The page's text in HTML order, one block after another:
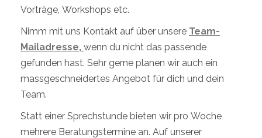
Vorträge, Workshops etc.
Nimm mit uns Kontakt auf über unsere Team-
Mailadresse, wenn du nicht das passende
gefunden hast. Sehr gerne planen wir auch ein
massgeschneidertes Angebot für dich und dein
Team.
Statt einer Sprechstunde bieten wir pro Woche
mehrere Beratungstermine an. Auf unserer